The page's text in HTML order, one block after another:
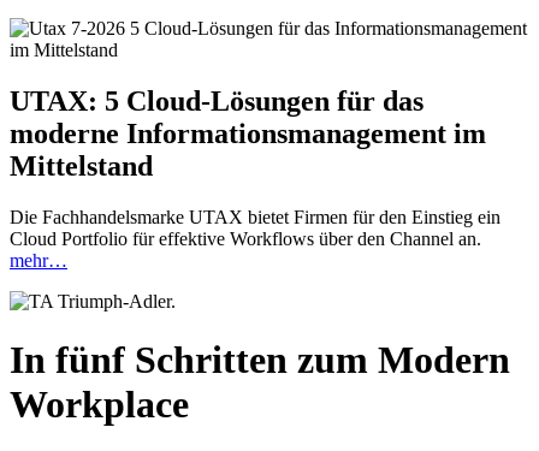
UTAX: 5 Cloud-Lösungen für das
moderne Informationsmanagement im
Mittelstand
Die Fachhandelsmarke UTAX bietet Firmen für den Einstieg ein
Cloud Portfolio für effektive Workflows über den Channel an.
mehr…
In fünf Schritten zum Modern
Workplace